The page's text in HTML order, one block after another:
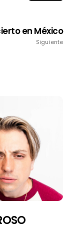
en México
Siguiente